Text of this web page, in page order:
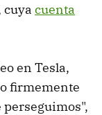
cuya cuenta
en Tesla,
firmemente